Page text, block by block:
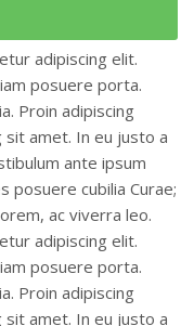
adipiscing elit.
posuere porta.
Proin adipiscing
amet. In eu justo a
ante ipsum
posuere cubilia Curae;
ac viverra leo.
adipiscing elit.
posuere porta.
Proin adipiscing
amet. In eu justo a